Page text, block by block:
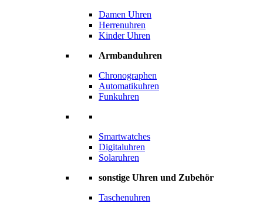
Damen Uhren
Herrenuhren
Kinder Uhren
Armbanduhren
Chronographen
Automatikuhren
Funkuhren
Smartwatches
Digitaluhren
Solaruhren
sonstige Uhren und Zubehör
Taschenuhren